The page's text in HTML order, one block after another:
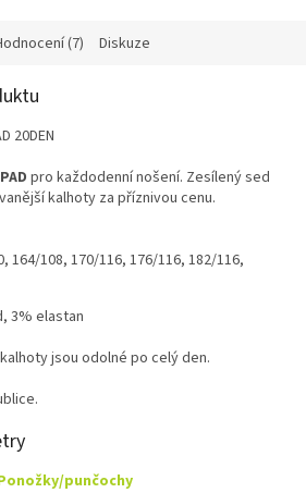
(7) Diskuze
20DEN
pro každodenní nošení. Zesílený sed
kalhoty za příznivou cenu.
164/108, 170/116, 176/116, 182/116,
3% elastan
jsou odolné po celý den.
punčochy